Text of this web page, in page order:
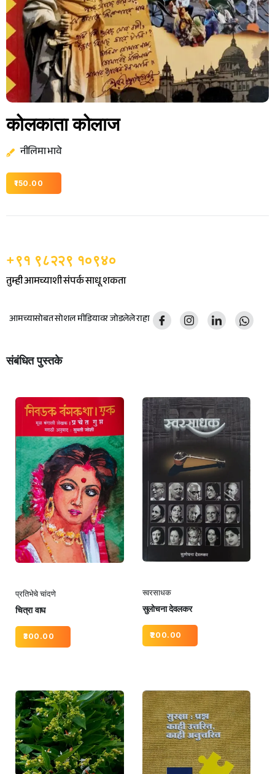
कोलकाता कोलाज
नीलिमा भावे
150.00
+९१ ९८२२९ १०९४०
तुम्ही आमच्याशी संपर्क साधू शकता
आमच्यासोबत सोशल मीडियावर जोडलेले राहा
संबंधित पुस्तके
प्रतिभेचे चांदणे
चित्रा वाघ
300.00
स्वरसाधक
सुलोचना देवलकर
200.00